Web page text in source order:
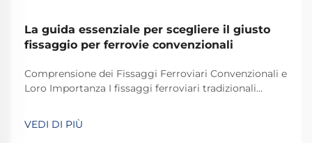
La guida essenziale per scegliere il giusto
fissaggio per ferrovie convenzionali
Comprensione dei Fissaggi Ferroviari Convenzionali e
Loro Importanza I fissaggi ferroviari tradizionali
stabili e sicuri i binari dei treni per le operazioni
quotidiane. La maggior parte dei sistemi si basa su
VEDI DI PIÙ